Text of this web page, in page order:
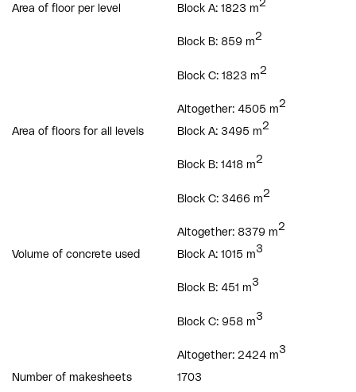
Area of floor per level Block A: 1823 m2
Block B: 859 m2
Block C: 1823 m2
Altogether: 4505 m2
Area of floors for all levels Block A: 3495 m2
Block B: 1418 m2
Block C: 3466 m2
Altogether: 8379 m2
Volume of concrete used Block A: 1015 m3
Block B: 451 m3
Block C: 958 m3
Altogether: 2424 m3
Number of makesheets
1703